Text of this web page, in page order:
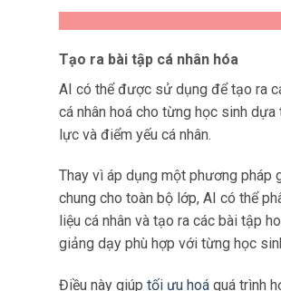
Tạo ra bài tập cá nhân hóa
AI có thể được sử dụng để tạo ra
cá nhân hoá cho từng học sinh dựa
lực và điểm yếu cá nhân.
Thay vì áp dụng một phương pháp
chung cho toàn bộ lớp, AI có thể
liệu cá nhân và tạo ra các bài tập
giảng dạy phù hợp với từng học
Điều này giúp tối ưu hoá quá trình